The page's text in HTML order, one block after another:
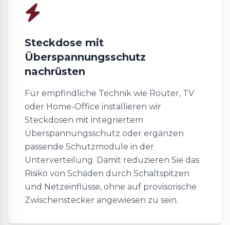
Steckdose mit
Überspannungsschutz
nachrüsten
Für empfindliche Technik wie Router, TV
oder Home-Office installieren wir
Steckdosen mit integriertem
Überspannungsschutz oder ergänzen
passende Schutzmodule in der
Unterverteilung. Damit reduzieren Sie das
Risiko von Schäden durch Schaltspitzen
und Netzeinflüsse, ohne auf provisorische
Zwischenstecker angewiesen zu sein.